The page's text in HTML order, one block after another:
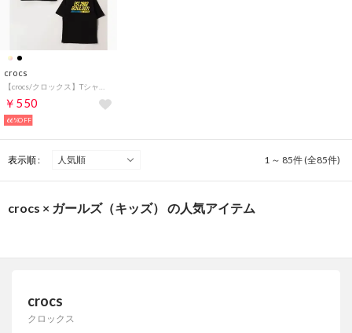
crocs
￥550
66%OFF
表示順 : 1 ～ 85件 (全85件)
crocs × ガールズ（キッズ） の人気アイテム
crocs
クロックス